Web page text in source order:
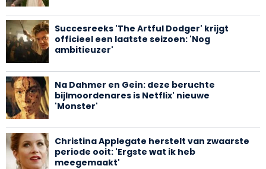
Succesreeks 'The Artful Dodger' krijgt
officieel een laatste seizoen: 'Nog
ambitieuzer'
Na Dahmer en Gein: deze beruchte
bijlmoordenares is Netflix' nieuwe
'Monster'
Christina Applegate herstelt van zwaarste
periode ooit: 'Ergste wat ik heb
meegemaakt'